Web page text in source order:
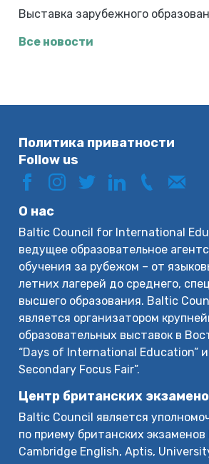
Выставка зарубежного
Все новости
Политика приватности
Follow us
О нас
Baltic Council for International
ведущее образовательное
обучения за рубежом – от
летних лагерей до среднего,
высшего образования. Baltic
является организатором
образовательных выставок в
“Days of International Education”
Secondary Focus Fair”.
Центр британских
Baltic Council является
по приему британских экзаменов
Cambridge English, Aptis,